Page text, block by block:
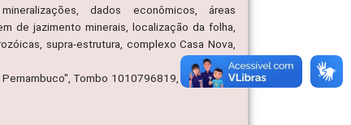
dados econômicos, áreas
de jazimento minerais, localização da folha,
supra-estrutura, complexo Casa Nova,
Tombo 1010796819, Número de